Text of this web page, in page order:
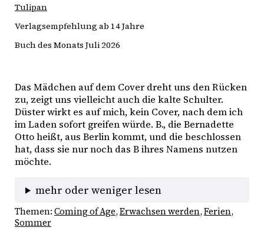
Tulipan
Verlagsempfehlung ab 14 Jahre
Buch des Monats Juli 2026
Das Mädchen auf dem Cover dreht uns den Rücken
zu, zeigt uns vielleicht auch die kalte Schulter.
Düster wirkt es auf mich, kein Cover, nach dem ich
im Laden sofort greifen würde. B., die Bernadette
Otto heißt, aus Berlin kommt, und die beschlossen
hat, dass sie nur noch das B ihres Namens nutzen
möchte.
mehr oder weniger lesen
Themen: Coming of Age, Erwachsen werden, Ferien
Sommer